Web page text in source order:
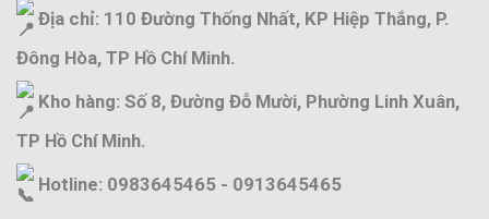
Địa chỉ: 110 Đường Thống Nhất, KP Hiệp Thắng, P.
Đông Hòa, TP Hồ Chí Minh.
Kho hàng: Số 8, Đường Đỗ Mười, Phường Linh Xuân,
TP Hồ Chí Minh.
Hotline: 0983645465 - 0913645465